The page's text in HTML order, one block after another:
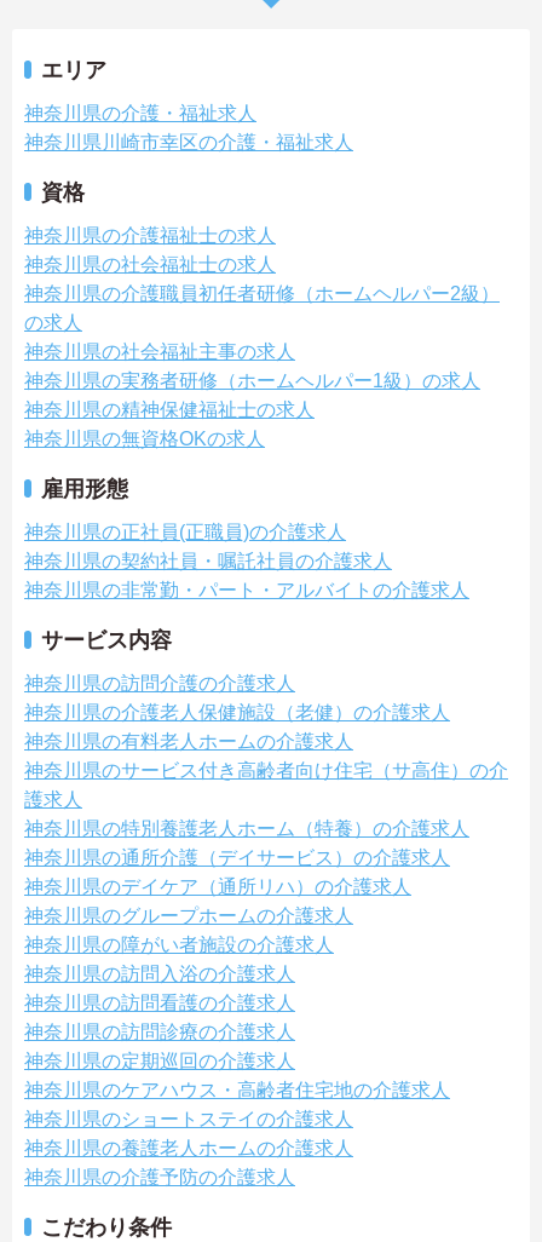
エリア
神奈川県の介護・福祉求人
神奈川県川崎市幸区の介護・福祉求人
資格
神奈川県の介護福祉士の求人
神奈川県の社会福祉士の求人
神奈川県の介護職員初任者研修（ホームヘルパー2級）
の求人
神奈川県の社会福祉主事の求人
神奈川県の実務者研修（ホームヘルパー1級）の求人
神奈川県の精神保健福祉士の求人
神奈川県の無資格OKの求人
雇用形態
神奈川県の正社員(正職員)の介護求人
神奈川県の契約社員・嘱託社員の介護求人
神奈川県の非常勤・パート・アルバイトの介護求人
サービス内容
神奈川県の訪問介護の介護求人
神奈川県の介護老人保健施設（老健）の介護求人
神奈川県の有料老人ホームの介護求人
神奈川県のサービス付き高齢者向け住宅（サ高住）の介
護求人
神奈川県の特別養護老人ホーム（特養）の介護求人
神奈川県の通所介護（デイサービス）の介護求人
神奈川県のデイケア（通所リハ）の介護求人
神奈川県のグループホームの介護求人
神奈川県の障がい者施設の介護求人
神奈川県の訪問入浴の介護求人
神奈川県の訪問看護の介護求人
神奈川県の訪問診療の介護求人
神奈川県の定期巡回の介護求人
神奈川県のケアハウス・高齢者住宅地の介護求人
神奈川県のショートステイの介護求人
神奈川県の養護老人ホームの介護求人
神奈川県の介護予防の介護求人
こだわり条件